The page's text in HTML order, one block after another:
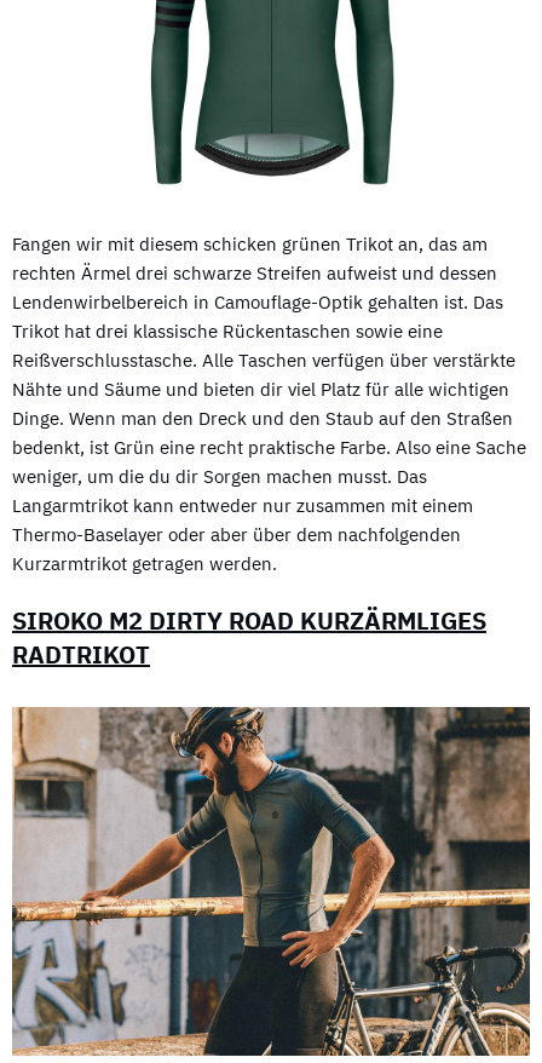
Fangen wir mit diesem schicken grünen Trikot an, das am
rechten Ärmel drei schwarze Streifen aufweist und dessen
Lendenwirbelbereich in Camouflage-Optik gehalten ist. Das
Trikot hat drei klassische Rückentaschen sowie eine
Reißverschlusstasche. Alle Taschen verfügen über verstärkte
Nähte und Säume und bieten dir viel Platz für alle wichtigen
Dinge. Wenn man den Dreck und den Staub auf den Straßen
bedenkt, ist Grün eine recht praktische Farbe. Also eine Sache
weniger, um die du dir Sorgen machen musst. Das
Langarmtrikot kann entweder nur zusammen mit einem
Thermo-Baselayer oder aber über dem nachfolgenden
Kurzarmtrikot getragen werden.
SIROKO M2 DIRTY ROAD KURZÄRMLIGES
RADTRIKOT